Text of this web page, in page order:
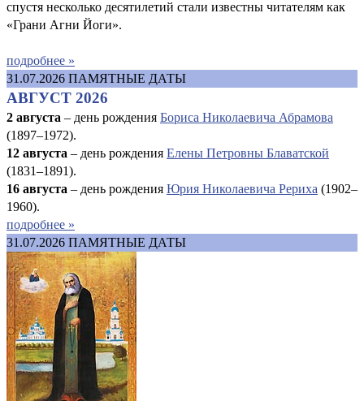
спустя несколько десятилетий стали известны читателям как
«Грани Агни Йоги».
подробнее »
31.07.2026 ПАМЯТНЫЕ ДАТЫ
АВГУСТ 2026
2 августа – день рождения Бориса Николаевича Абрамова
(1897–1972).
12 августа – день рождения Елены Петровны Блаватской
(1831–1891).
16 августа – день рождения Юрия Николаевича Рериха (1902–
1960).
подробнее »
31.07.2026 ПАМЯТНЫЕ ДАТЫ